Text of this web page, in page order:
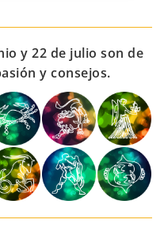
y 22 de julio son de
y consejos.